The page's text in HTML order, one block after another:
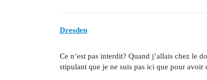
Dresden
Ce n’est pas interdit? Quand j’allais chez le
stipulant que je ne suis pas ici que pour avoir